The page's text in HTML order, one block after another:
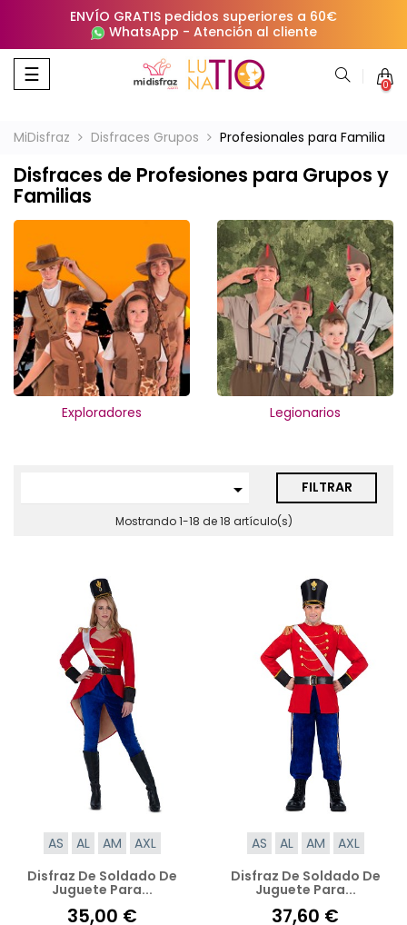
ENVÍO GRATIS pedidos superiores a 60€
WhatsApp - Atención al cliente
Navegación
de
☰ 0
MiDisfraz Disfraces Grupos Profesionales para Familia
Disfraces de Profesiones para Grupos y
Familias
Exploradores Legionarios
 FILTRAR
Mostrando 1-18 de 18 artículo(s)
AS AL AM
AXL
Disfraz De Soldado De
Juguete Para...
35,00 €
AS AL AM
AXL
Disfraz De Soldado De
Juguete Para...
37,60 €